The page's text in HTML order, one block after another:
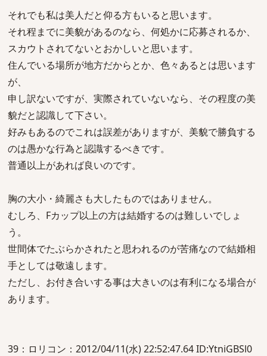
それでも私は美人だと仰る方もいると思います。
それ程までに美貌があるのなら、何処かに応募されるか、
スカウトされてないとおかしいと思います。
住んでいる場所が地方だからとか、色々あるとは思います
が、
申し訳ないですが、実際されていないなら、その程度の美
貌だと認識して下さい。
好みもあるのでこれは誤差がありますが、美貌で勝負する
のは愚かな行為と認識するべきです。
普通以上があれば良いのです。
胸の大小・綺麗さも大したものではありません。
むしろ、Fカップ以上の方は結婚するのは難しいでしょ
う。
世間体でたぶらかされたと思われるのが苦痛なので結婚相
手としては敬遠します。
ただし、お付き合いする事は大きいのは有利になる場合が
あります。
39：ロリコン：2012/04/11(水) 22:52:47.64 ID:YtniGBSl0